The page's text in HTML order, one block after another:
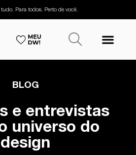
Para todos. Perto de você.
BLOG
e entrevistas
universo do
design